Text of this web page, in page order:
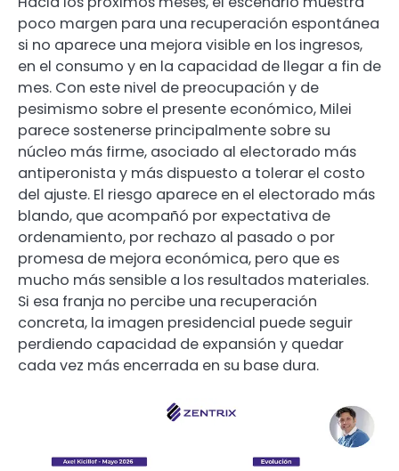
poco margen para una recuperación espontánea
si no aparece una mejora visible en los ingresos,
en el consumo y en la capacidad de llegar a fin de
mes. Con este nivel de preocupación y de
pesimismo sobre el presente económico, Milei
parece sostenerse principalmente sobre su
núcleo más firme, asociado al electorado más
antiperonista y más dispuesto a tolerar el costo
del ajuste. El riesgo aparece en el electorado más
blando, que acompañó por expectativa de
ordenamiento, por rechazo al pasado o por
promesa de mejora económica, pero que es
mucho más sensible a los resultados materiales.
Si esa franja no percibe una recuperación
concreta, la imagen presidencial puede seguir
perdiendo capacidad de expansión y quedar
cada vez más encerrada en su base dura.